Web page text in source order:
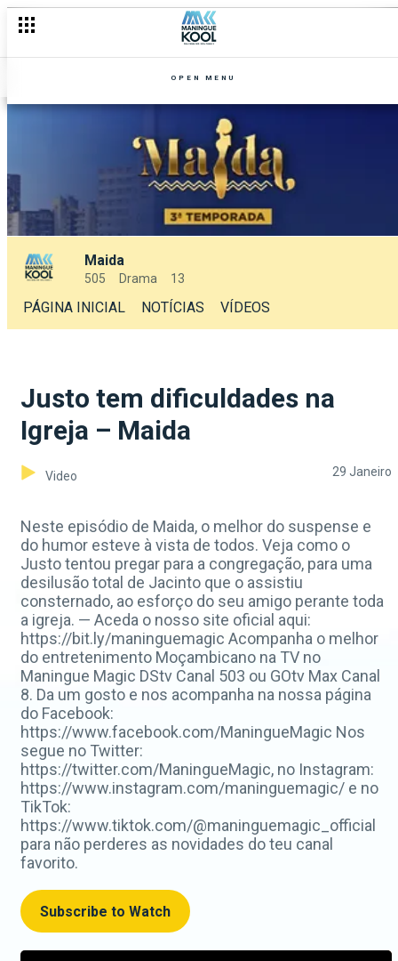
OPEN MENU
Maida
505 Drama 13
PÁGINA INICIAL NOTÍCIAS VÍDEOS
Justo tem dificuldades na
Igreja – Maida
Video 29 Janeiro
Neste episódio de Maida, o melhor do suspense e
do humor esteve à vista de todos. Veja como o
Justo tentou pregar para a congregação, para uma
desilusão total de Jacinto que o assistiu
consternado, ao esforço do seu amigo perante toda
a igreja. — Aceda o nosso site oficial aqui:
https://bit.ly/maninguemagic Acompanha o melhor
do entretenimento Moçambicano na TV no
Maningue Magic DStv Canal 503 ou GOtv Max Canal
8. Da um gosto e nos acompanha na nossa página
do Facebook:
https://www.facebook.com/ManingueMagic Nos
segue no Twitter:
https://twitter.com/ManingueMagic, no Instagram:
https://www.instagram.com/maninguemagic/ e no
TikTok:
https://www.tiktok.com/@maninguemagic_official
para não perderes as novidades do teu canal
favorito.
Subscribe to Watch